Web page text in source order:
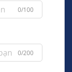
0/100
0/200